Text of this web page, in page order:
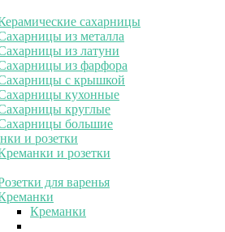
сахарницы
из металла
из латуни
из фарфора
с крышкой
кухонные
круглые
большие
и розетки
и розетки
для варенья
Креманки